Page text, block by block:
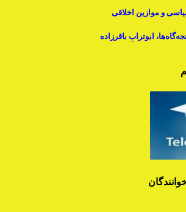
و موازینِ اخلاقی
ابوترابِ باقرزاده